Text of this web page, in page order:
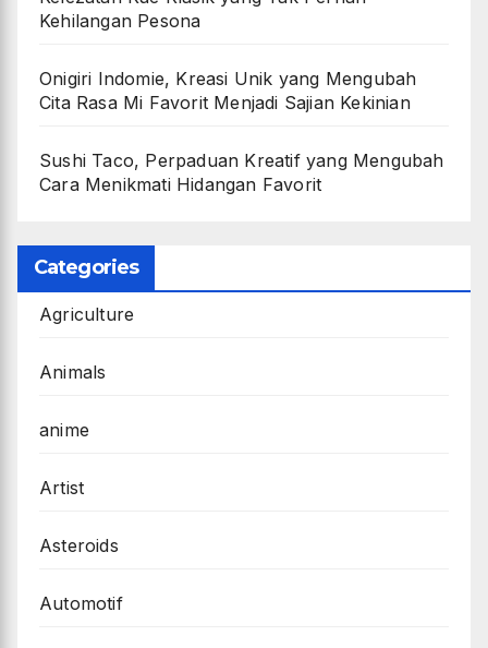
Kehilangan Pesona
Onigiri Indomie, Kreasi Unik yang Mengubah
Cita Rasa Mi Favorit Menjadi Sajian Kekinian
Sushi Taco, Perpaduan Kreatif yang Mengubah
Cara Menikmati Hidangan Favorit
Categories
Agriculture
Animals
anime
Artist
Asteroids
Automotif